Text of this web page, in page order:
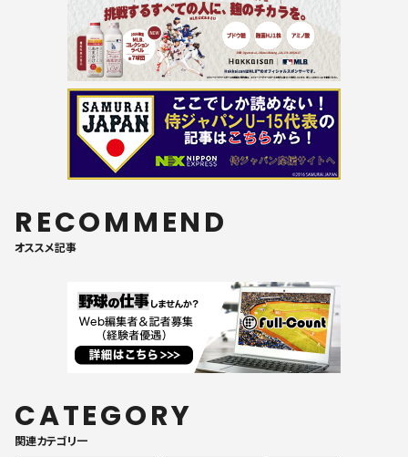
RECOMMEND
オススメ記事
CATEGORY
関連カテゴリ一